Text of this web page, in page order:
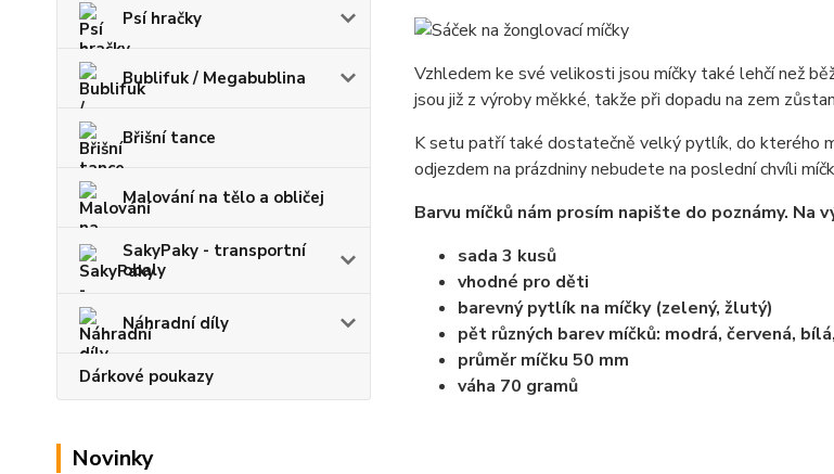
Psí hračky
Bublifuk / Megabublina
Břišní tance
Malování na tělo a obličej
SakyPaky - transportní
obaly
Náhradní díly
Dárkové poukazy
Novinky
Vzhledem ke své velikosti jsou míčky také lehčí než
jsou již z výroby měkké, takže při dopadu na zem
K setu patří také dostatečně velký pytlík, do kterého
odjezdem na prázdniny nebudete na poslední chvíli
Barvu míčků nám prosím napište do poznámy. Na
sada 3 kusů
vhodné pro děti
barevný pytlík na míčky (zelený, žlutý)
pět různých barev míčků: modrá, červená,
průměr míčku 50 mm
váha 70 gramů